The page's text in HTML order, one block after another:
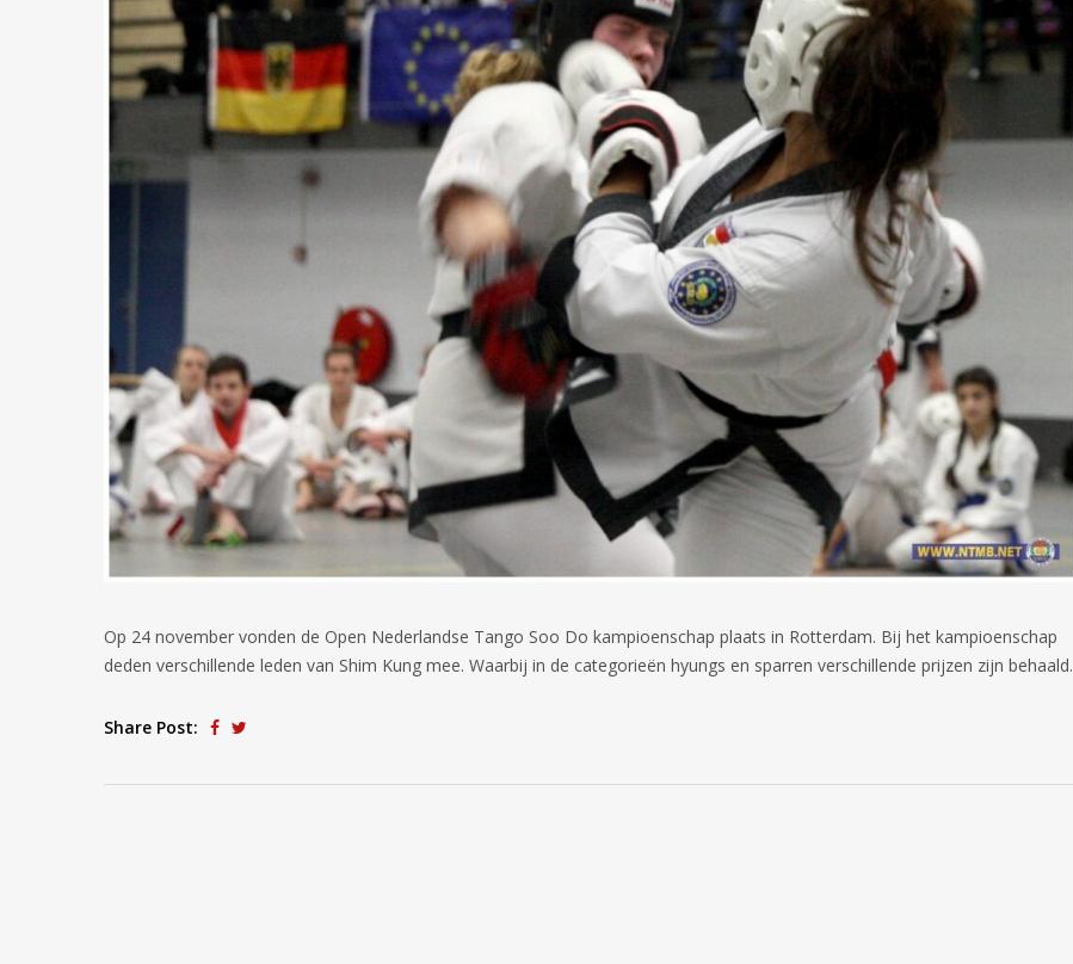
Op 24 november vonden de Open Nederlandse Tango Soo Do kampioenschap plaats in Rotterdam. Bij het kampioenschap
deden verschillende leden van Shim Kung mee. Waarbij in de categorieën hyungs en sparren verschillende prijzen zijn behaald.
Share Post: